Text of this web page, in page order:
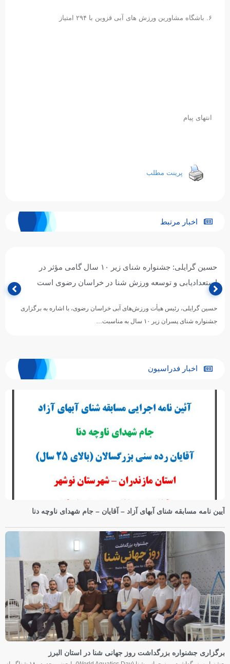
۶. باشگاه مشاورین ورزش های آبی قزوین با ۲۹۴ امتیاز
انتهای پیام
پرینت مطلب
اخبار مرتبط
حسین گرایلی: جشنواره شنای زیر ۱۰ سال گامی مؤثر در
استعدادیابی و توسعه ورزش شنا در خراسان رضوی است
حسین گرایلی، رئیس هیأت ورزش‌های آبی خراسان رضوی، با اشاره به برگزاری
جشنواره شنای پسران زیر ۱۰ سال به مناسبت…
اخبار فدراسیون
آیین نامه مسابقه شنای آبهای آزاد – آقایان – جام شهدای ناوچه دنا
برگزاری جشنواره بزرگداشت روز جهانی شنا در استان البرز